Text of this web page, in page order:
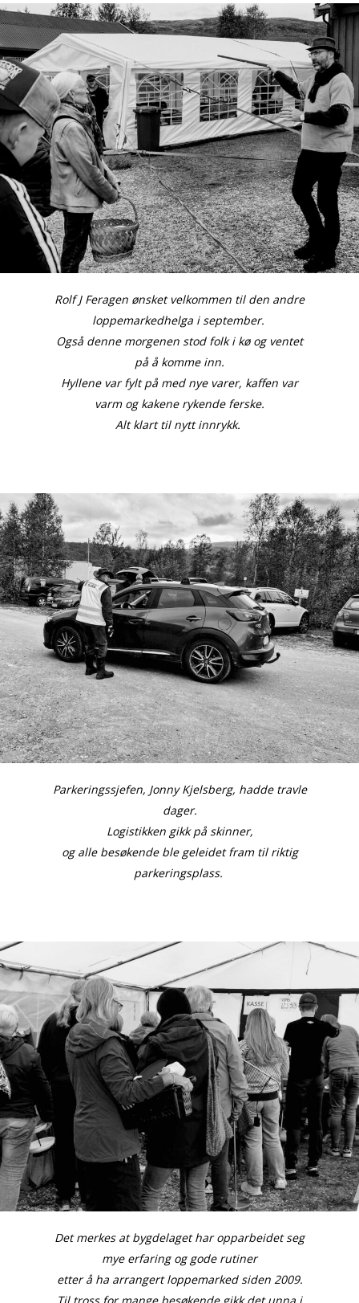
Rolf J Feragen ønsket velkommen til den andre
loppemarkedhelga i september.
Også denne morgenen stod folk i kø og ventet
på å komme inn.
Hyllene var fylt på med nye varer, kaffen var
varm og kakene rykende ferske.
Alt klart til nytt innrykk.
Parkeringssjefen, Jonny Kjelsberg, hadde travle
dager.
Logistikken gikk på skinner,
og alle besøkende ble geleidet fram til riktig
parkeringsplass.
Det merkes at bygdelaget har opparbeidet seg
mye erfaring og gode rutiner
etter å ha arrangert loppemarked siden 2009.
Aktuelt
Leve og bo